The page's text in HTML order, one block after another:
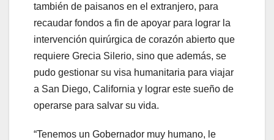
también de paisanos en el extranjero, para
recaudar fondos a fin de apoyar para lograr la
intervención quirúrgica de corazón abierto que
requiere Grecia Silerio, sino que además, se
pudo gestionar su visa humanitaria para viajar
a San Diego, California y lograr este sueño de
operarse para salvar su vida.
“Tenemos un Gobernador muy humano, le